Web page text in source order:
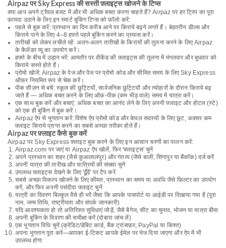
Airpaz पर Sky Express की सस्ती फ़्लाइट्स खोजने के टिप्स
क्या आप अपने ट्रैवल बजट में और भी अधिक बचत करना चाहते हैं? Airpaz पर हर ट्रिप का पूरा
फ़ायदा उठाने के लिए इन स्मार्ट बुकिंग टिप्स को फ़ॉलो करें:
पहले से बुक करें: प्रस्थान का दिन करीब आने पर किराये बढ़ने लगते हैं। बेहतरीन डील्स और
किराये पाने के लिए 4–8 हफ़्ते पहले बुकिंग करने का प्रयास करें।
तारीखों को लेकर लचीले रहें: अलग-अलग तारीखों के किरायों की तुलना करने के लिए Airpaz
के कैलेंडर व्यू का उपयोग करें।
हफ़्ते के बीच में उड़ान भरें: आमतौर पर वीकेंड की फ़्लाइट्स की तुलना में मंगलवार और बुधवार को
किराये सस्ते होते हैं।
प्रोमो खोजें: Airpaz के पेज और पेज पर प्रोमो कोड और सीमित समय के लिए Sky Express
ऑफ़र नियमित रूप से चेक करें।
पीक सीज़न से बचें: स्कूल की छुट्टियों, सार्वजनिक छुट्टियों और त्योहारों के दौरान किराये बढ़
जाते हैं — अधिक बचत करने के लिए ऑफ़-पीक (कम भीड़ वाले) समय में यात्रा करें।
एक साथ बुक करें और बचाएं: अधिक बचत का आनंद लेने के लिए अपनी फ़्लाइट और होटल (स्टे)
को एक ही बुकिंग में बुक करें।
Airpaz ऐप से भुगतान करें: विशेष ऐप प्रोमो कोड और केवल सदस्यों के लिए छूट, अक्सर कम
फ़्लाइट किराये प्राप्त करने का सबसे अच्छा तरीका होते हैं।
Airpaz पर फ़्लाइट कैसे बुक करें
Airpaz पर Sky Express फ़्लाइट बुक करने के लिए इन आसान चरणों का पालन करें:
Airpaz.com पर जाएं या Airpaz ऐप खोलें, फिर 'फ़्लाइट्स' चुनें
अपने प्रस्थान का शहर (जैसे कुआलालंपुर) और गंतव्य (जैसे बाली, सिंगापुर या बैंकॉक) दर्ज करें
अपनी यात्रा की तारीख और यात्रियों की संख्या चुनें
उपलब्ध फ़्लाइट्स देखने के लिए 'ढूँढें' पर टैप करें
सबसे अच्छा विकल्प खोजने के लिए कीमत, प्रस्थान का समय या अवधि जैसे फ़िल्टर का उपयोग
करें, और फिर अपनी पसंदीदा फ़्लाइट चुनें
यात्री का विवरण बिल्कुल वैसे ही भरें जैसा कि आपके पासपोर्ट या आईडी पर दिखाया गया है (पूरा
नाम, जन्म तिथि, राष्ट्रीयता और संपर्क जानकारी)
यदि आवश्यकता हो तो अतिरिक्त सुविधाएं जोड़ें, जैसे बैगेज, सीट का चुनाव, भोजन या यात्रा बीमा
अपनी बुकिंग के विवरण की समीक्षा करें (दोबारा जांच लें)
एक भुगतान विधि चुनें (क्रेडिट/डेबिट कार्ड, बैंक ट्रांसफ़र, PayPal या किश्त)
अपना भुगतान पूरा करें—आपका ई-टिकट आपके ईमेल पर भेज दिया जाएगा और ऐप में भी
उपलब्ध होगा